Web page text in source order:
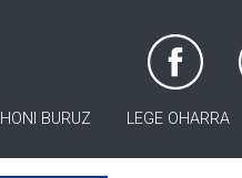
HONI BURUZ LEGE OHARRA